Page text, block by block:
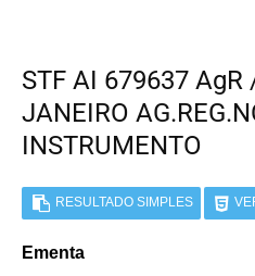
STF AI 679637 AgR
JANEIRO
INSTRUMENTO
RESULTADO SIMPLES
Ementa